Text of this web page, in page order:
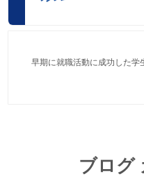
早期に就職活動に成功した学
ブログ